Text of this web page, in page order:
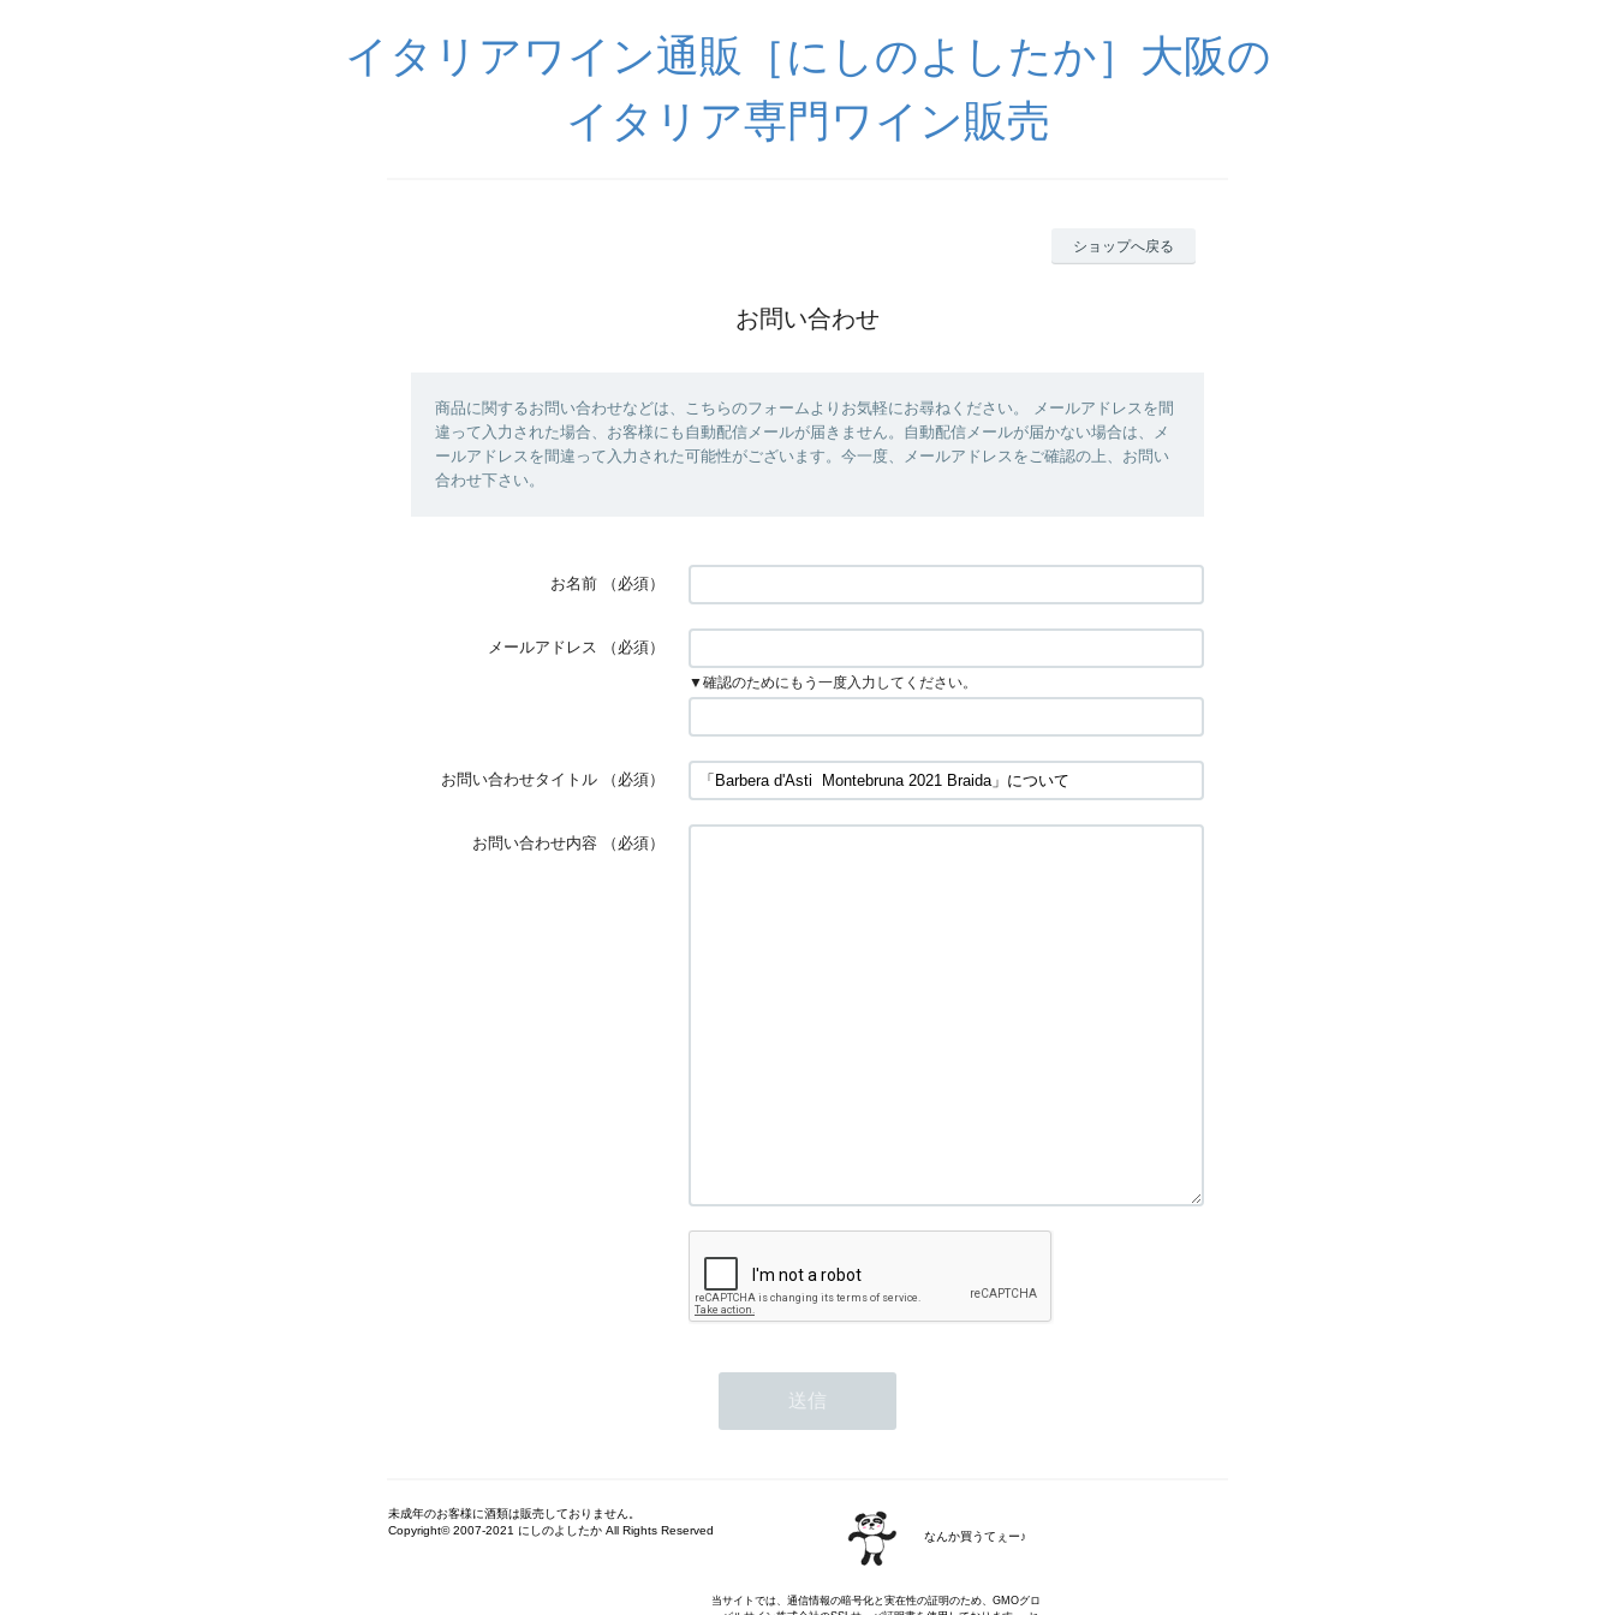
イタリアワイン通販［にしのよしたか］大阪の
イタリア専門ワイン販売
ショップへ戻る
お問い合わせ
商品に関するお問い合わせなどは、こちらのフォームよりお気軽にお尋ねください。 メールアドレスを間
違って入力された場合、お客様にも自動配信メールが届きません。自動配信メールが届かない場合は、メ
ールアドレスを間違って入力された可能性がございます。今一度、メールアドレスをご確認の上、お問い
合わせ下さい。
お名前 （必須）
メールアドレス （必須）
▼確認のためにもう一度入力してください。
お問い合わせタイトル （必須）
お問い合わせ内容 （必須）
未成年のお客様に酒類は販売しておりません。
Copyright© 2007-2021 にしのよしたか All Rights Reserved
なんか買うてぇー♪
当サイトでは、通信情報の暗号化と実在性の証明のため、GMOグロ